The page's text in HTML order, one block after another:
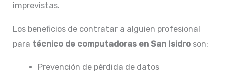
imprevistas.
Los beneficios de contratar a alguien profesional
para técnico de computadoras en San Isidro son:
Prevención de pérdida de datos